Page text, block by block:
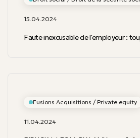
15.04.2024
Faute inexcusable de l'employeur :
Fusions Acquisitions / Private equity
11.04.2024